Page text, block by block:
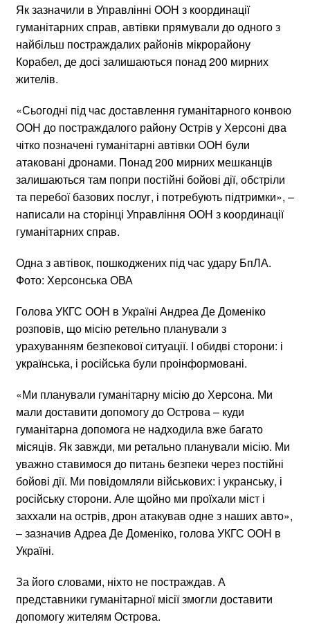
Як зазначили в Управлінні ООН з координації
гуманітарних справ, автівки прямували до одного з
найбільш постраждалих районів мікрорайону
Корабел, де досі залишаються понад 200 мирних
жителів.
«Сьогодні під час доставлення гуманітарного конвою
ООН до постраждалого району Острів у Херсоні два
чітко позначені гуманітарні автівки ООН були
атаковані дронами. Понад 200 мирних мешканців
залишаються там попри постійні бойові дії, обстріли
та перебої базових послуг, і потребують підтримки», –
написали на сторінці Управління ООН з координації
гуманітарних справ.
Одна з автівок, пошкоджених під час удару БпЛА.
Фото: Херсонська ОВА
Голова УКГС ООН в Україні Андреа Де Доменіко
розповів, що місію ретельно планували з
урахуванням безпекової ситуації. І обидві сторони: і
українська, і російська були проінформовані.
«Ми планували гуманітарну місію до Херсона. Ми
мали доставити допомогу до Острова – куди
гуманітарна допомога не надходила вже багато
місяців. Як завжди, ми ретально планували місію. Ми
уважно ставимося до питань безпеки через постійні
бойові дії. Ми повідомляли військових: і укранську, і
російську сторони. Але щойно ми проїхали міст і
заххали на острів, дрон атакував одне з наших авто»,
– зазначив Адреа Де Доменіко, голова УКГС ООН в
Україні.
За його словами, ніхто не постраждав. А
представники гуманітарної місії змогли доставити
допомогу жителям Острова.